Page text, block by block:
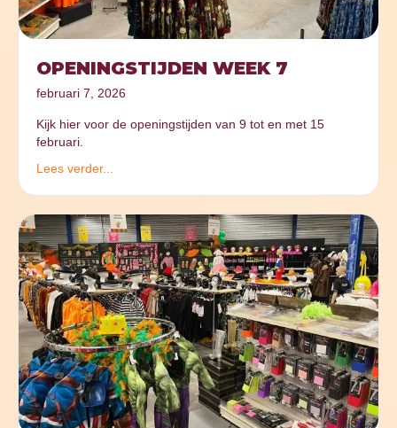
OPENINGSTIJDEN WEEK 7
februari 7, 2026
Kijk hier voor de openingstijden van 9 tot en met 15
februari.
Lees verder...